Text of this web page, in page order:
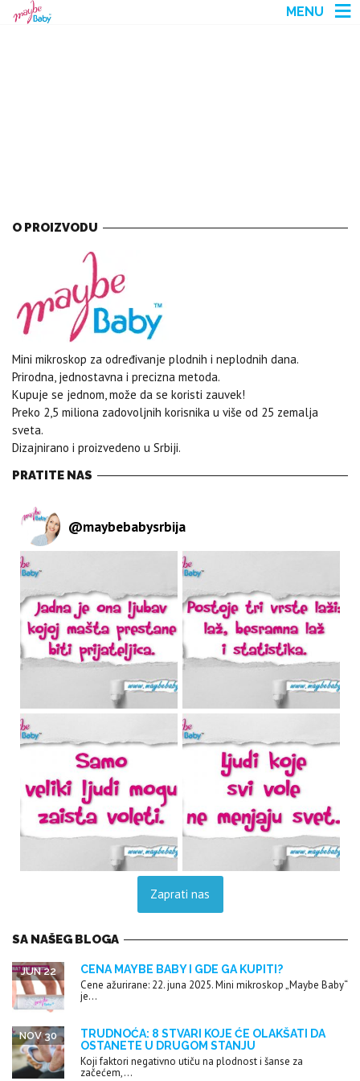
MENU
O PROIZVODU
Mini mikroskop za određivanje plodnih i neplodnih dana.
Prirodna, jednostavna i precizna metoda.
Kupuje se jednom, može da se koristi zauvek!
Preko 2,5 miliona zadovoljnih korisnika u više od 25 zemalja
sveta.
Dizajnirano i proizvedeno u Srbiji.
PRATITE NAS
@maybebabysrbija
Zaprati nas
SA NAŠEG BLOGA
CENA MAYBE BABY I GDE GA KUPITI?
JUN 22
Cene ažurirane: 22. juna 2025. Mini mikroskop „Maybe Baby“
je...
TRUDNOĆA: 8 STVARI KOJE ĆE OLAKŠATI DA
OSTANETE U DRUGOM STANJU
NOV 30
Koji faktori negativno utiču na plodnost i šanse za
začećem,...